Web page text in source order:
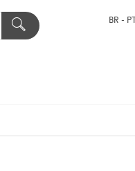
BR - PT